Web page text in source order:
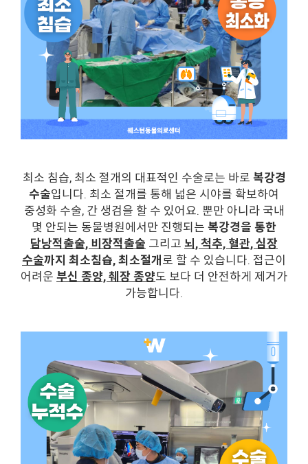
최소 침습, 최소 절개의 대표적인 수술로는 바로 복강경
수술입니다. 최소 절개를 통해 넓은 시야를 확보하여
중성화 수술, 간 생검을 할 수 있어요. 뿐만 아니라 국내
몇 안되는 동물병원에서만 진행되는 복강경을 통한
담낭적출술, 비장적출술 그리고 뇌, 척추, 혈관, 심장
수술까지 최소침습, 최소절개 로 할 수 있습니다. 접근이
어려운 부신 종양, 췌장 종양도 보다 더 안전하게 제거가
가능합니다.